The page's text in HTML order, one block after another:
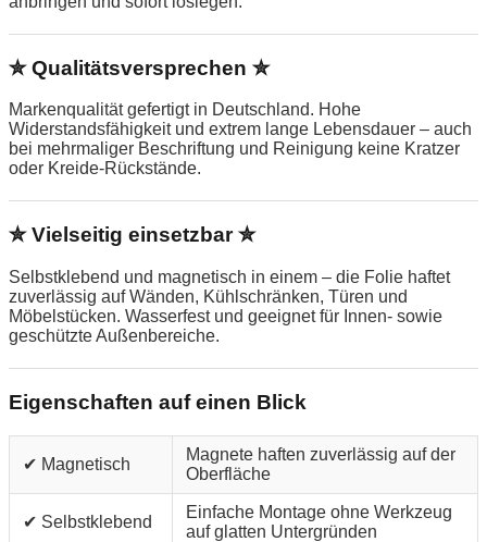
✮ Qualitätsversprechen ✮
Markenqualität gefertigt in Deutschland. Hohe
Widerstandsfähigkeit und extrem lange Lebensdauer – auch
bei mehrmaliger Beschriftung und Reinigung keine Kratzer
oder Kreide-Rückstände.
✮ Vielseitig einsetzbar ✮
Selbstklebend und magnetisch in einem – die Folie haftet
zuverlässig auf Wänden, Kühlschränken, Türen und
Möbelstücken. Wasserfest und geeignet für Innen- sowie
geschützte Außenbereiche.
Eigenschaften auf einen Blick
✔ Magnetisch
Magnete haften zuverlässig auf der
Oberfläche
✔ Selbstklebend
Einfache Montage ohne Werkzeug
auf glatten Untergründen